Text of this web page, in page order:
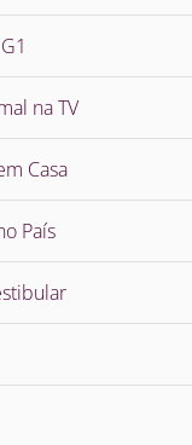
na TV
Casa
País